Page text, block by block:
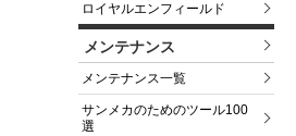
ロイヤルエンフィールド
メンテナンス
メンテナンス一覧
サンメカのためのツール100
選